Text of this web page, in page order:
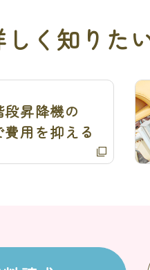
しく知りた
段昇降機の
費用を抑える